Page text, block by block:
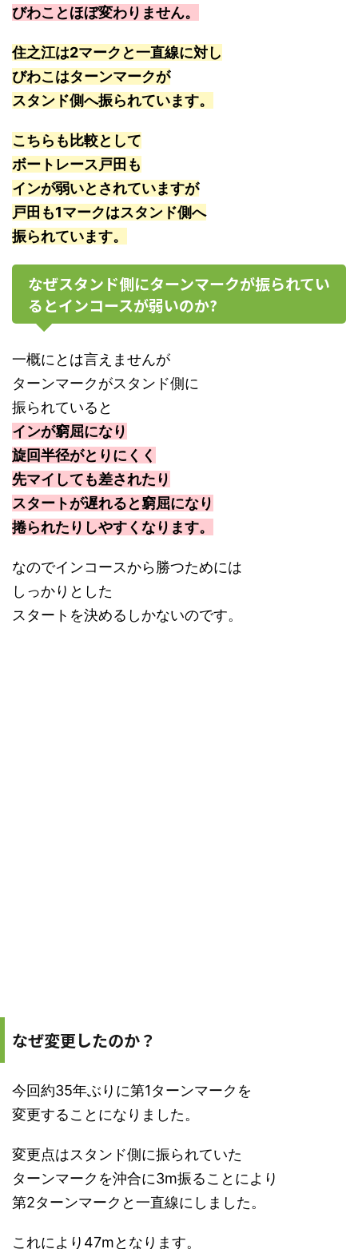
びわことほぼ変わりません。
住之江は2マークと一直線に対し
びわこはターンマークが
スタンド側へ振られています。
こちらも比較として
ボートレース戸田も
インが弱いとされていますが
戸田も1マークはスタンド側へ
振られています。
なぜスタンド側にターンマークが振られてい
るとインコースが弱いのか?
一概にとは言えませんが
ターンマークがスタンド側に
振られていると
インが窮屈になり
旋回半径がとりにくく
先マイしても差されたり
スタートが遅れると窮屈になり
捲られたりしやすくなります。
なのでインコースから勝つためには
しっかりとした
スタートを決めるしかないのです。
なぜ変更したのか？
今回約35年ぶりに第1ターンマークを
変更することになりました。
変更点はスタンド側に振られていた
ターンマークを沖合に3m振ることにより
第2ターンマークと一直線にしました。
これにより47mとなります。